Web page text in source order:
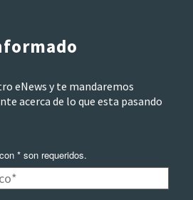
eNews y te mandaremos
acerca de lo que esta pasando
* son requeridos.